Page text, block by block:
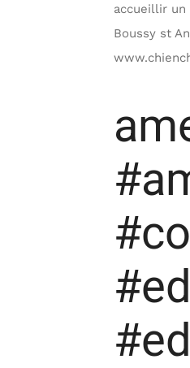
accueillir un
Boussy st